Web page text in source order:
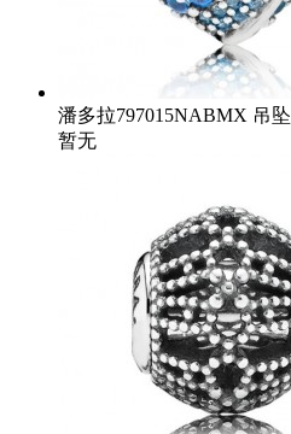
潘多拉797015NABMX 吊坠
暂无